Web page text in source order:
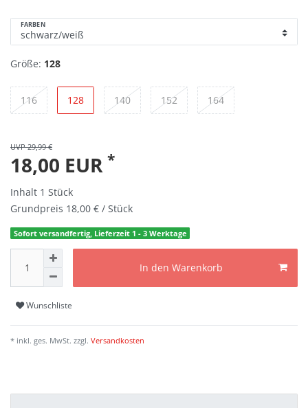
FARBEN
Größe: 128
116 128 140 152 164
UVP 29,99 €
18,00 EUR *
Inhalt 1 Stück
Grundpreis 18,00 € / Stück
Sofort versandfertig, Lieferzeit 1 - 3 Werktage
In den Warenkorb
Wunschliste
* inkl. ges. MwSt. zzgl. Versandkosten